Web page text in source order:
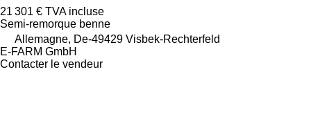
21 301 € TVA incluse
Semi-remorque benne
Allemagne, De-49429 Visbek-Rechterfeld
E-FARM GmbH
Contacter le vendeur